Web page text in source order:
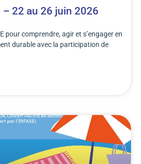
22 au 26 juin 2026
pour comprendre, agir et s’engager en
durable avec la participation de